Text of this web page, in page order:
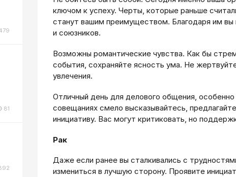
81
ключом к успеху. Черты, которые раньше
станут вашим преимуществом. Благодаря им вы
и союзников.
Возможны романтические чувства. Как бы
события, сохраняйте ясность ума. Не
увлечения.
Отличный день для делового общения,
совещаниях смело высказывайтесь,
инициативу. Вас могут критиковать, но
Рак
Даже если ранее вы сталкивались с
измениться в лучшую сторону. Проявите